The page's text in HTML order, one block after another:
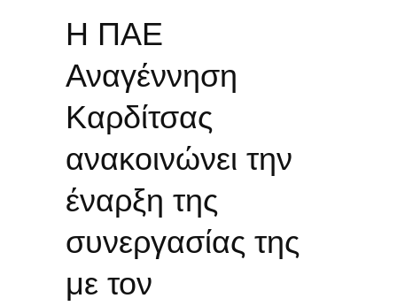
Η ΠΑΕ
Αναγέννηση
Καρδίτσας
ανακοινώνει την
έναρξη της
συνεργασίας της
με τον